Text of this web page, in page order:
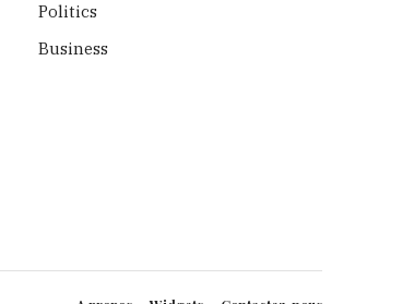
Politics
Business